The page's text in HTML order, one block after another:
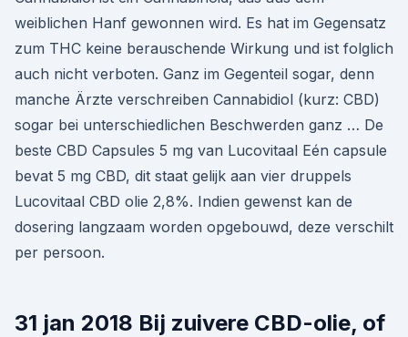
weiblichen Hanf gewonnen wird. Es hat im Gegensatz
zum THC keine berauschende Wirkung und ist folglich
auch nicht verboten. Ganz im Gegenteil sogar, denn
manche Ärzte verschreiben Cannabidiol (kurz: CBD)
sogar bei unterschiedlichen Beschwerden ganz … De
beste CBD Capsules 5 mg van Lucovitaal Eén capsule
bevat 5 mg CBD, dit staat gelijk aan vier druppels
Lucovitaal CBD olie 2,8%. Indien gewenst kan de
dosering langzaam worden opgebouwd, deze verschilt
per persoon.
31 jan 2018 Bij zuivere CBD-olie, of